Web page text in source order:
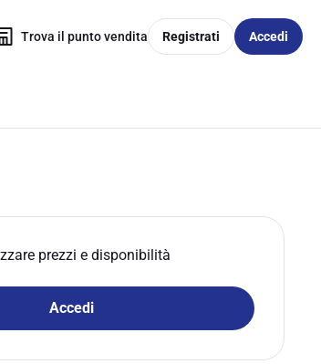
Trova il punto vendita Registrati Accedi
prezzi e disponibilità
Accedi